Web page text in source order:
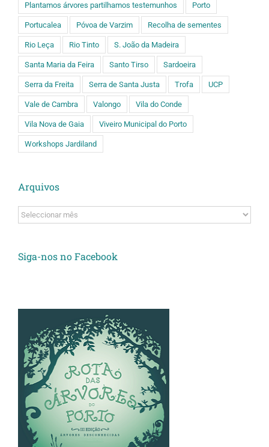
Plantamos árvores partilhamos testemunhos Porto
Portucalea Póvoa de Varzim Recolha de sementes
Rio Leça Rio Tinto S. João da Madeira
Santa Maria da Feira Santo Tirso Sardoeira
Serra da Freita Serra de Santa Justa Trofa UCP
Vale de Cambra Valongo Vila do Conde
Vila Nova de Gaia Viveiro Municipal do Porto
Workshops Jardiland
Arquivos
Arquivos
Siga-nos no Facebook